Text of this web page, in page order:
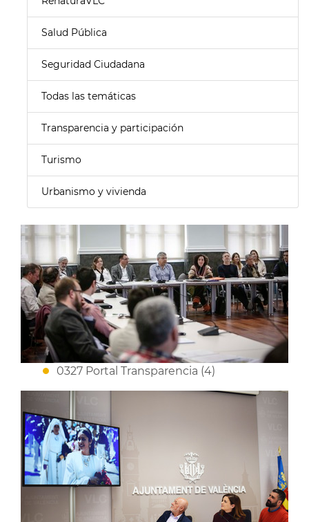
Salud Pública
Seguridad Ciudadana
Todas las temáticas
Transparencia y participación
Turismo
Urbanismo y vivienda
0327 Portal Transparencia (4)